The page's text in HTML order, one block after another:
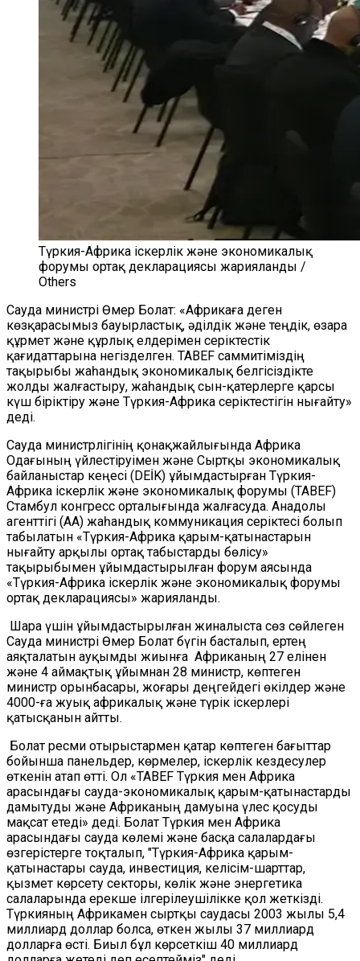
Түркия-Африка іскерлік және экономикалық
форумы ортақ декларациясы жарияланды /
Others
Сауда министрі Өмер Болат: «Африкаға деген
көзқарасымыз бауырластық, әділдік және теңдік, өзара
құрмет және құрлық елдерімен серіктестік
қағидаттарына негізделген. TABEF саммитіміздің
тақырыбы жаһандық экономикалық белгісіздікте
жолды жалғастыру, жаһандық сын-қатерлерге қарсы
күш біріктіру және Түркия-Африка серіктестігін нығайту»
деді.
Сауда министрлігінің қонақжайлығында Африка
Одағының үйлестіруімен және Сыртқы экономикалық
байланыстар кеңесі (DEİK) ұйымдастырған Түркия-
Африка іскерлік және экономикалық форумы (TABEF)
Стамбул конгресс орталығында жалғасуда. Анадолы
агенттігі (AA) жаһандық коммуникация серіктесі болып
табылатын «Түркия-Африка қарым-қатынастарын
нығайту арқылы ортақ табыстарды бөлісу»
тақырыбымен ұйымдастырылған форум аясында
«Түркия-Африка іскерлік және экономикалық форумы
ортақ декларациясы» жарияланды.
Шара үшін ұйымдастырылған жиналыста сөз сөйлеген
Сауда министрі Өмер Болат бүгін басталып, ертең
аяқталатын ауқымды жиынға Африканың 27 елінен
және 4 аймақтық ұйымнан 28 министр, көптеген
министр орынбасары, жоғары деңгейдегі өкілдер және
4000-ға жуық африкалық және түрік іскерлері
қатысқанын айтты.
Болат ресми отырыстармен қатар көптеген бағыттар
бойынша панельдер, көрмелер, іскерлік кездесулер
өткенін атап өтті. Ол «TABEF Түркия мен Африка
арасындағы сауда-экономикалық қарым-қатынастарды
дамытуды және Африканың дамуына үлес қосуды
мақсат етеді» деді. Болат Түркия мен Африка
арасындағы сауда көлемі және басқа салалардағы
өзгерістерге тоқталып, "Түркия-Африка қарым-
қатынастары сауда, инвестиция, келісім-шарттар,
қызмет көрсету секторы, көлік және энергетика
салаларында ерекше ілгерілеушілікке қол жеткізді.
Түркияның Африкамен сыртқы саудасы 2003 жылы 5,4
миллиард доллар болса, өткен жылы 37 миллиард
долларға өсті. Биыл бұл көрсеткіш 40 миллиард